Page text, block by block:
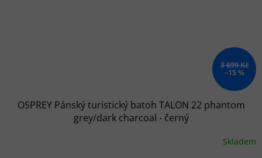
3 699 Kč
–15 %
OSPREY Pánský turistický batoh TALON 22 phantom
grey/dark charcoal - černý
Skladem